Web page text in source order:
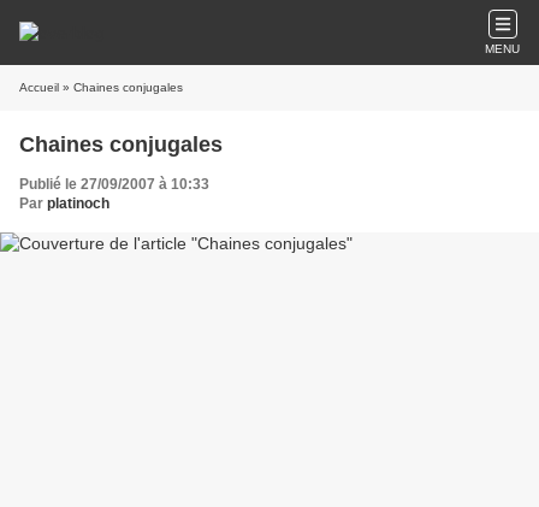
MENU
Accueil » Chaines conjugales
Chaines conjugales
Publié le 27/09/2007 à 10:33
Par platinoch